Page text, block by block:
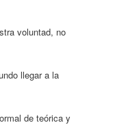
voluntad, no
llegar a la
de teórica y